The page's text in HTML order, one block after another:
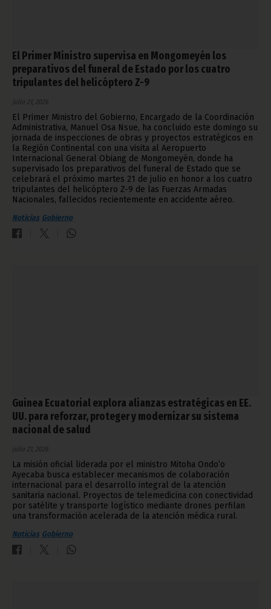
El Primer Ministro supervisa en Mongomeyén los
preparativos del funeral de Estado por los cuatro
tripulantes del helicóptero Z-9
julio 21, 2026
El Primer Ministro del Gobierno, Encargado de la Coordinación
Administrativa, Manuel Osa Nsue, ha concluido este domingo su
jornada de inspecciones de obras y proyectos estratégicos en
la Región Continental con una visita al Aeropuerto
Internacional General Obiang de Mongomeyén, donde ha
supervisado los preparativos del funeral de Estado que se
celebrará el próximo martes 21 de julio en honor a los cuatro
tripulantes del helicóptero Z-9 de las Fuerzas Armadas
Nacionales, fallecidos recientemente en accidente aéreo.
Noticias Gobierno
Guinea Ecuatorial explora alianzas estratégicas en EE.
UU. para reforzar, proteger y modernizar su sistema
nacional de salud
julio 21, 2026
La misión oficial liderada por el ministro Mitoha Ondo’o
Ayecaba busca establecer mecanismos de colaboración
internacional para el desarrollo integral de la atención
sanitaria nacional. Proyectos de telemedicina con conectividad
por satélite y transporte logístico mediante drones perfilan
una transformación acelerada de la atención médica rural.
Noticias Gobierno